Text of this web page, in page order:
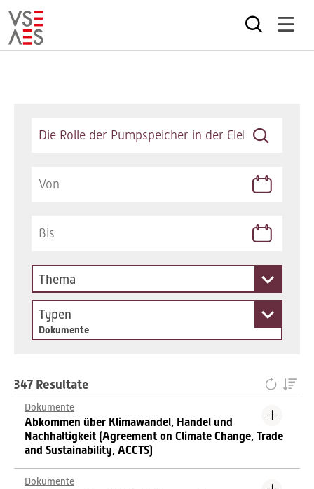
Thema
Typen
Dokumente
347 Resultate
Dokumente
Abkommen über Klimawandel, Handel und
Nachhaltigkeit (Agreement on Climate Change, Trade
and Sustainability, ACCTS)
Dokumente